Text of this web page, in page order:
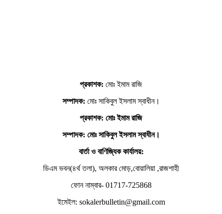
প্রকাশক: মোঃ ইমাম রাজি
সম্পাদক: মোঃ সাকিবুল ইসলাম স্বাধীন।
প্রকাশক: মোঃ ইমাম রাজি
সম্পাদক: মোঃ সাকিবুল ইসলাম স্বাধীন।
বার্তা ও বাণিজ্যিক কার্যালয়:
ডিএম ভবন(৪র্থ তলা), অলকার মোড়,বোয়ালিয়া ,রাজশাহী
ফোন নাম্বার- 01717-725868
ইমেইল: sokalerbulletin@gmail.com